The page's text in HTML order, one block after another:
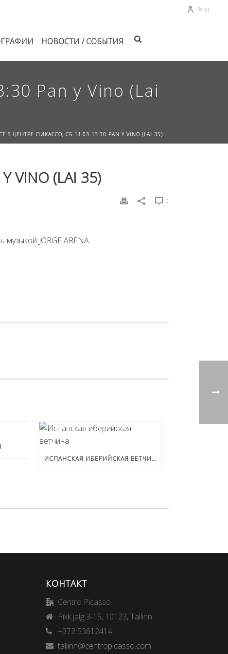
Вход
НОВОСТИ / СОБЫТИЯ
Pan y Vino (Lai
В ЦЕНТРЕ ПИКАССО, СБ 11.03 13:30 PAN Y VINO (LAI 35)
(LAI 35)
0
JORGE ARENA
ИСПАНСКАЯ ИБЕРИЙСКАЯ ВЕТЧИНА
КОНТАКТ
Centro Picasso
Pikk jalg 3-15, 10123, Tallinn
+372 53612414
tallinn@centropicasso.com